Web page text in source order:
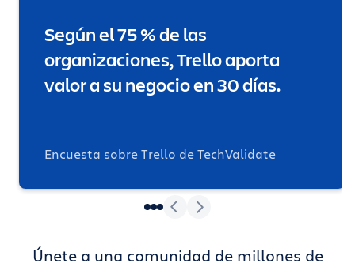
Según el 75 % de las
organizaciones, Trello aporta
valor a su negocio en 30 días.
Encuesta sobre Trello de TechValidate
Únete a una comunidad de millones de